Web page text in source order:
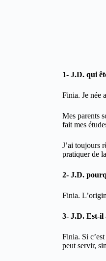
1- J.D. qui
Finia. Je née
Mes parents
fait mes
J’ai toujours
pratiquer de
2- J.D.
Finia.
3- J.D. Est-il
Finia. Si
peut servir,